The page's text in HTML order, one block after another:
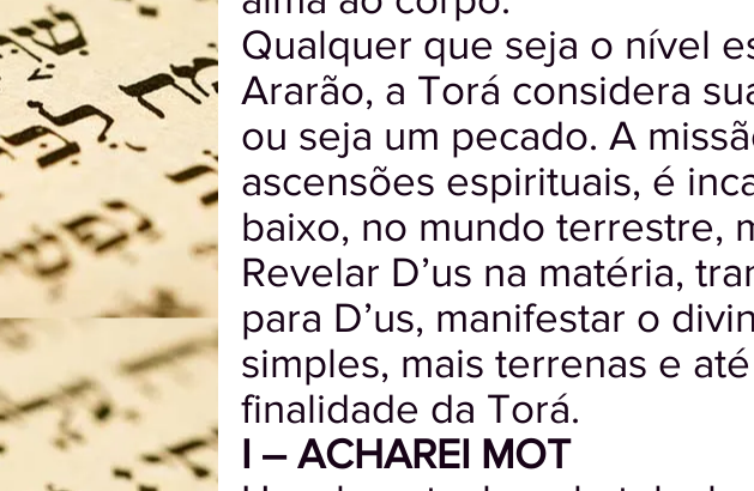
Qualquer que seja o nível
Ararão, a Torá considera
ou seja um pecado. A
ascensões espirituais, é
baixo, no mundo terrestre,
Revelar D’us na matéria,
para D’us, manifestar o
simples, mais terrenas e
finalidade da Torá.
I – ACHAREI MOT